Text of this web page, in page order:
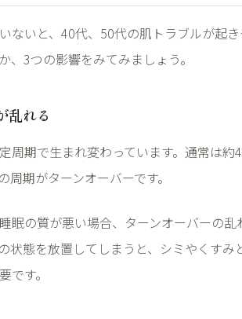
ないと、 40代、 50代の肌トラブルが起
3つの影響をみてみましょう。
乱れる
周期で生まれ変わっています。通常は約4
期がターンオーバーです。
眠の質が悪い場合、ターンオーバーの
状態を放置してしまうと、シミやくす
です。